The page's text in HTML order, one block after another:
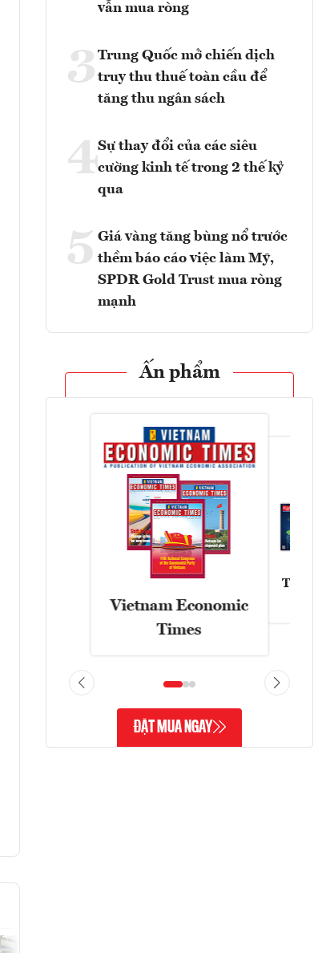
vẫn mua ròng
3 Trung Quốc mở chiến dịch
truy thu thuế toàn cầu để
tăng thu ngân sách
4Sự thay đổi của các siêu
cường kinh tế trong 2 thế kỷ
qua
5 Giá vàng tăng bùng nổ trước
thềm báo cáo việc làm Mỹ,
SPDR Gold Trust mua ròng
mạnh
Ấn phẩm
Vietnam Economic
Times
Tạp
ĐẶT MUA NGAY